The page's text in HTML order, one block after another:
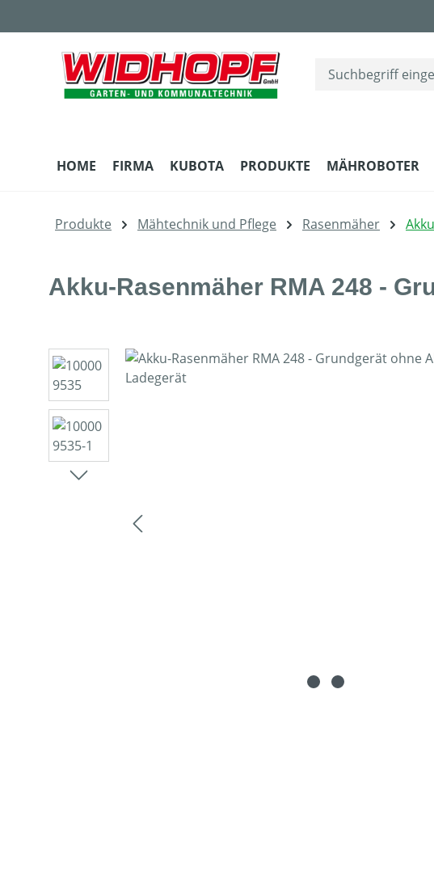
HOME FIRMA KUBOTA PRODUKTE MÄHROBOTER
Produkte Mähtechnik und Pflege Rasenmäher
Akku-Rasenmäher RMA 248 -
Bildergalerie überspringen